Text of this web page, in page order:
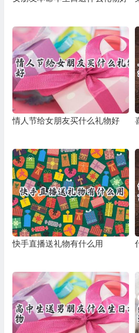
情人节给女朋友买什么礼物好
快手直播送礼物有什么用